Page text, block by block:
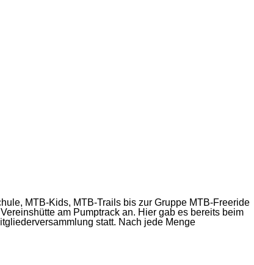
MTB-Kids, MTB-Trails bis zur Gruppe MTB-Freeride
am Pumptrack an. Hier gab es bereits beim
statt. Nach jede Menge